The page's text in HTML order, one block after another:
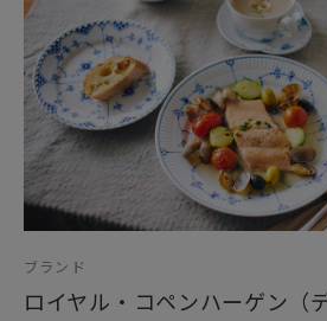
ブランド
ロイヤル・コペンハーゲン（